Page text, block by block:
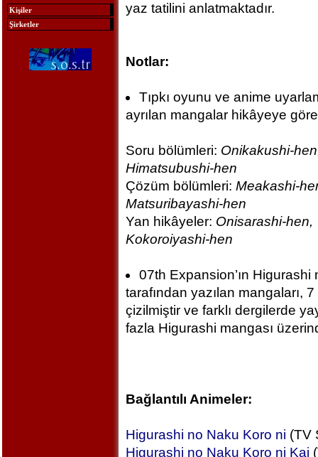
Kişiler
Şirketler
yaz tatilini anlatmaktadır.
Notlar:
Tıpkı oyunu ve anime
ayrılan mangalar hikâyeye
Soru bölümleri: Onikakushi-
Himatsubushi-hen
Çözüm bölümleri: Meakashi-
Matsuribayashi-hen
Yan hikâyeler: Onisarashi-hen,
Kokoroiyashi-hen
07th Expansion’ın
tarafından yazılan mangaları,
çizilmiştir ve farklı dergilerde
fazla Higurashi mangası
Bağlantılı Animeler:
Higurashi no Naku Koro ni (TV
Higurashi no Naku Koro ni Kai